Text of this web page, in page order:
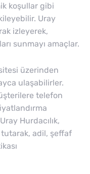
koşullar gibi
Uray
izleyerek,
sunmayı amaçlar.
üzerinden
ulaşabilirler.
telefon
Hurdacılık,
adil, şeffaf